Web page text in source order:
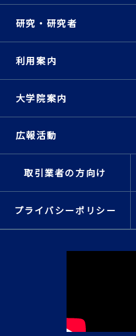
研究・研究者
利用案内
大学院案内
広報活動
取引業者の方向け
プライバシーポリシー